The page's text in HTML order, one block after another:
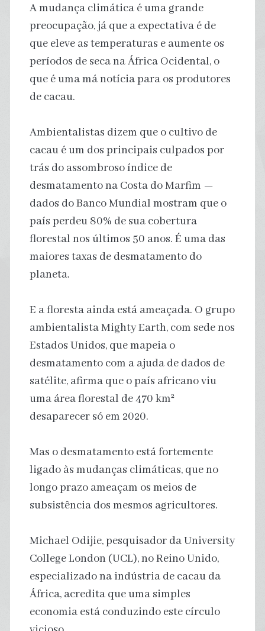
A mudança climática é uma grande
preocupação, já que a expectativa é de
que eleve as temperaturas e aumente os
períodos de seca na África Ocidental, o
que é uma má notícia para os produtores
de cacau.
Ambientalistas dizem que o cultivo de
cacau é um dos principais culpados por
trás do assombroso índice de
desmatamento na Costa do Marfim —
dados do Banco Mundial mostram que o
país perdeu 80% de sua cobertura
florestal nos últimos 50 anos. É uma das
maiores taxas de desmatamento do
planeta.
E a floresta ainda está ameaçada. O grupo
ambientalista Mighty Earth, com sede nos
Estados Unidos, que mapeia o
desmatamento com a ajuda de dados de
satélite, afirma que o país africano viu
uma área florestal de 470 km²
desaparecer só em 2020.
Mas o desmatamento está fortemente
ligado às mudanças climáticas, que no
longo prazo ameaçam os meios de
subsistência dos mesmos agricultores.
Michael Odijie, pesquisador da University
College London (UCL), no Reino Unido,
especializado na indústria de cacau da
África, acredita que uma simples
economia está conduzindo este círculo